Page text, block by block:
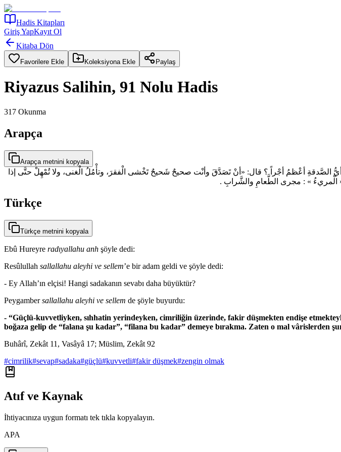
Hadis Kitapları
Giriş YapKayıt Ol
Kitaba Dön
Favorilere Ekle Koleksiyona Ekle Paylaş
Riyazus Salihin, 91 Nolu Hadis
317 Okunma
Arapça
Arapça metnini kopyala
الصَّدقةِ أعْظمُ أجْراً ؟ قال: «أنْ تَصَدَّقَ وأنْت صحيحٌ شَحيحٌ تَخْشى الْفقرَ، وتأْمُلُ الْغنى، ولا تُمْهِلْ حتَّى إذا
الْمريءُ » : مجرى الطَّعامِ والشَّرابِ .
Türkçe
Türkçe metnini kopyala
Ebû Hureyre radıyallahu anh şöyle dedi:
Resûlullah sallallahu aleyhi ve sellem’e bir adam geldi ve şöyle dedi:
- Ey Allah’ın elçisi! Hangi sadakanın sevabı daha büyüktür?
Peygambersallallahu aleyhi ve sellem de şöyle buyurdu:
- “Güçlü-kuvvetliyken, sıhhatin yerindeyken, cimriliğin üzerinde, fakir düşmekten endişe
boğaza gelip de “falana şu kadar”, “filana bu kadar” demeye bırakma. Zaten o mal vârislerden
Buhârî, Zekât 11, Vasâyâ 17; Müslim, Zekât 92
#cimrilik#sevap#sadaka#güçlü#kuvvetli#fakir düşmek#zengin olmak
Atıf ve Kaynak
İhtiyacınıza uygun formatı tek tıkla kopyalayın.
APA